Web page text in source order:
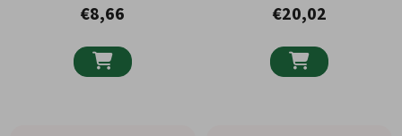
€8,66

€20,02
